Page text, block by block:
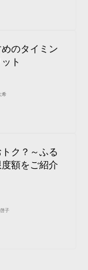
のタイミン
ト
希
ク？～ふる
額をご紹介
子